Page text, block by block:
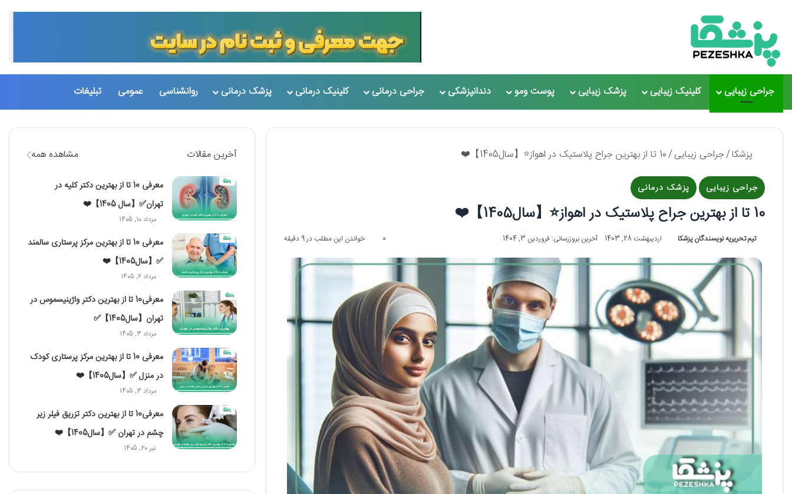
جراحی زیبایی کلینیک زیبایی پزشک زیبایی پوست ومو دندانپزشکی جراحی درمانی کلینیک درمانی پزشک درمانی روانشناسی عمومی تبلیغات
پزشکا/جراحی زیبایی/10 تا از بهترین جراح پلاستیک در اهواز⭐【سال1405】❤️
جراحی زیبایی پزشک درمانی
10 تا از بهترین جراح پلاستیک در اهواز⭐【سال1405】❤️
تیم تحریریه نویسندگان پزشکا اردیبهشت 28, 1403 آخرین بروزرسانی: فروردین 3, 1404 0 خواندن این مطلب در 9 دقیقه
آخرین مقالات مشاهده همه
معرفی 10 تا از بهترین دکتر کلیه در
تهران✅【سال 1405】❤️
مرداد 10, 1405
معرفی 10 تا از بهترین مرکز پرستاری سالمند
✅【سال1405】❤️
مرداد 6, 1405
معرفی10 تا از بهترین دکتر واژینیسموس در
تهران【سال1405】✅
مرداد 3, 1405
معرفی 10 تا از بهترین مرکز پرستاری کودک
در منزل ✅【سال1405】❤️
مرداد 3, 1405
معرفی10 تا از بهترین دکتر تزریق فیلر زیر
چشم در تهران ✅【سال1405】❤️
تیر 20, 1405